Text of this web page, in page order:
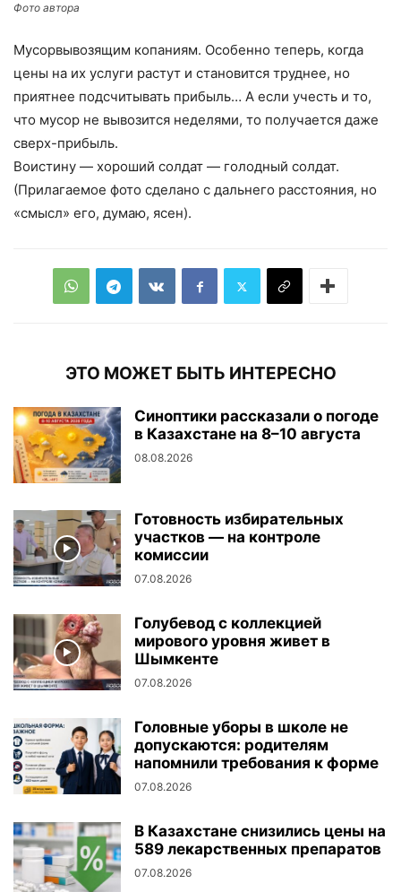
Фото автора
Мусорвывозящим копаниям. Особенно теперь, когда
цены на их услуги растут и становится труднее, но
приятнее подсчитывать прибыль… А если учесть и то,
что мусор не вывозится неделями, то получается даже
сверх-прибыль.
Воистину — хороший солдат — голодный солдат.
(Прилагаемое фото сделано с дальнего расстояния, но
«смысл» его, думаю, ясен).
ЭТО МОЖЕТ БЫТЬ ИНТЕРЕСНО
Синоптики рассказали о погоде
в Казахстане на 8–10 августа
08.08.2026
Готовность избирательных
участков — на контроле
комиссии
07.08.2026
Голубевод с коллекцией
мирового уровня живет в
Шымкенте
07.08.2026
Головные уборы в школе не
допускаются: родителям
напомнили требования к форме
07.08.2026
В Казахстане снизились цены на
589 лекарственных препаратов
07.08.2026